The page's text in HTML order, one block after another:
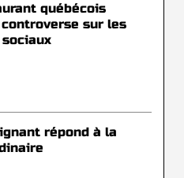
québécois
sur les
répond à la